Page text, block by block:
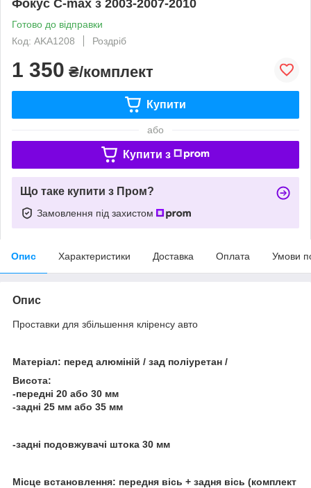
Фокус С-max з 2003-2007-2010
Готово до відправки
Код: AKA1208
Роздріб
1 350 ₴/комплект
Купити
або
Купити з
Що таке купити з Пром?
Замовлення під захистом
Опис Характеристики Доставка Оплата Умови
Опис
Проставки для збільшення кліренсу авто
Матеріал: перед алюміній / зад поліуретан /
Висота:
-передні 20 або 30 мм
-задні 25 мм або 35 мм
-задні подовжувачі штока 30 мм
Місце встановлення: передня вісь + задня вісь (комплект